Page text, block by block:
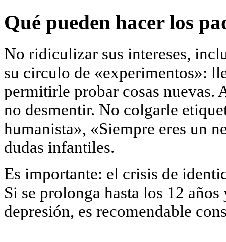
Qué pueden hacer los
No ridiculizar sus intereses,
su circulo de «experimentos»:
permitirle probar cosas nuevas.
no desmentir. No colgarle
humanista», «Siempre eres un
dudas infantiles.
Es importante: el crisis de
Si se prolonga hasta los 12 años
depresión, es recomendable